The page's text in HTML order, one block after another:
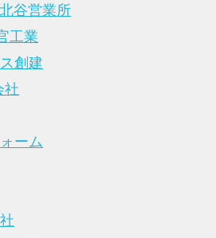
谷営業所
工業
創建
社
ーム